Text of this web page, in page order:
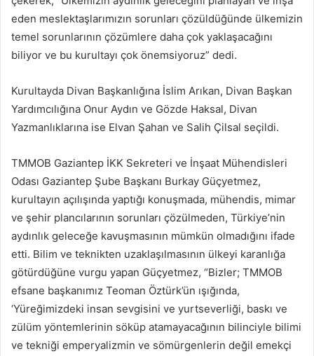
eden meslektaşlarımızın sorunları çözüldüğünde ülkemizin
temel sorunlarının çözümlere daha çok yaklaşacağını
biliyor ve bu kurultayı çok önemsiyoruz” dedi.
Kurultayda Divan Başkanlığına İslim Arıkan, Divan Başkan
Yardımcılığına Onur Aydın ve Gözde Haksal, Divan
Yazmanlıklarına ise Elvan Şahan ve Salih Çilsal seçildi.
TMMOB Gaziantep İKK Sekreteri ve İnşaat Mühendisleri
Odası Gaziantep Şube Başkanı Burkay Güçyetmez,
kurultayın açılışında yaptığı konuşmada, mühendis, mimar
ve şehir plancılarının sorunları çözülmeden, Türkiye’nin
aydınlık geleceğe kavuşmasının mümkün olmadığını ifade
etti. Bilim ve teknikten uzaklaşılmasının ülkeyi karanlığa
götürdüğüne vurgu yapan Güçyetmez, “Bizler; TMMOB
efsane başkanımız Teoman Öztürk’ün ışığında,
‘Yüreğimizdeki insan sevgisini ve yurtseverliği, baskı ve
zülüm yöntemlerinin söküp atamayacağının bilinciyle bilimi
ve tekniği emperyalizmin ve sömürgenlerin değil emekçi